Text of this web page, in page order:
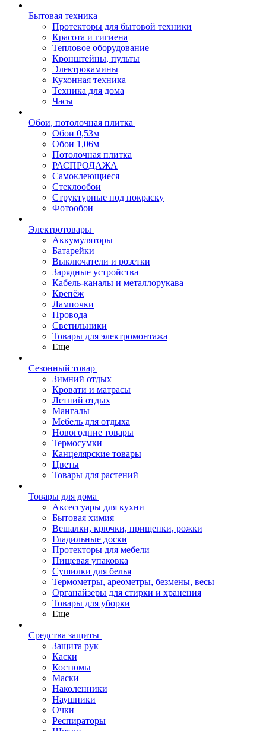
Бытовая техника
Протекторы для бытовой техники
Красота и гигиена
Тепловое оборудование
Кронштейны, пульты
Электрокамины
Кухонная техника
Техника для дома
Часы
Обои, потолочная плитка
Обои 0,53м
Обои 1,06м
Потолочная плитка
РАСПРОДАЖА
Самоклеющиеся
Стеклообои
Структурные под покраску
Фотообои
Электротовары
Аккумуляторы
Батарейки
Выключатели и розетки
Зарядные устройства
Кабель-каналы и металлорукава
Крепёж
Лампочки
Провода
Светильники
Товары для электромонтажа
Еще
Сезонный товар
Зимний отдых
Кровати и матрасы
Летний отдых
Мангалы
Мебель для отдыха
Новогодние товары
Термосумки
Канцелярские товары
Цветы
Товары для растений
Товары для дома
Аксессуары для кухни
Бытовая химия
Вешалки, крючки, прищепки, рожки
Гладильные доски
Протекторы для мебели
Пищевая упаковка
Сушилки для белья
Термометры, ареометры, безмены, весы
Органайзеры для стирки и хранения
Товары для уборки
Еще
Средства защиты
Защита рук
Каски
Костюмы
Маски
Наколенники
Наушники
Очки
Респираторы